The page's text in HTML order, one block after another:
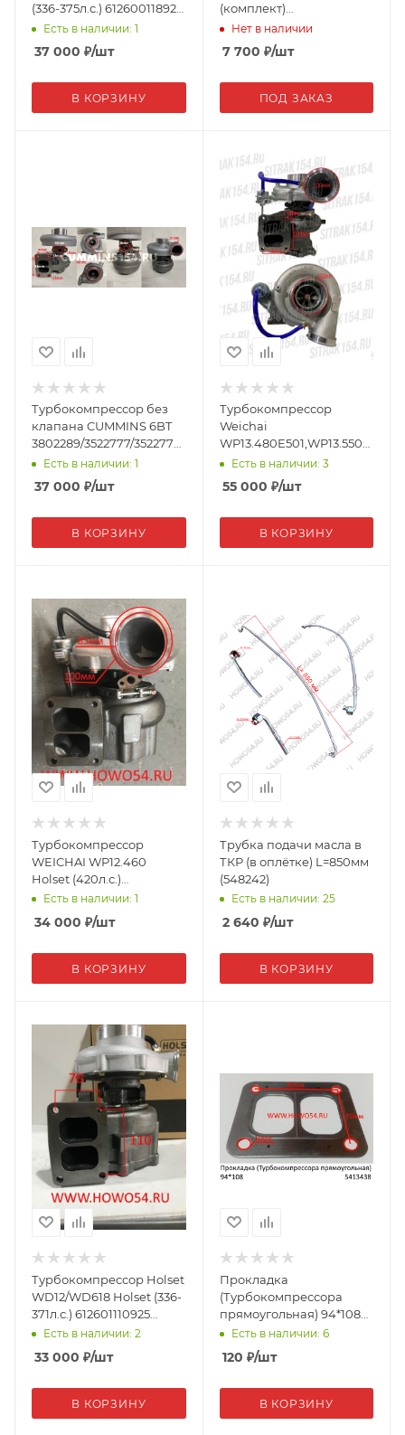
(336-375л.с.) 612600118926
(5470510)
Есть в наличии: 1
37 000 ₽/шт
В КОРЗИНУ
(комплект)
61560080278А Креатек
Нет в наличии
7 700 ₽/шт
ПОД ЗАКАЗ
Турбокомпрессор без
клапана CUMMINS 6BT
3802289/3522777/3522778
(18139)
Есть в наличии: 1
37 000 ₽/шт
В КОРЗИНУ
Турбокомпрессор
Weichai
WP13.480E501,WP13.550E501
Shacman X6000 (548990)
1004558990
Есть в наличии: 3
55 000 ₽/шт
В КОРЗИНУ
Турбокомпрессор
WEICHAI WP12.460
Holset (420л.с.)
612630110258 (07932)
Есть в наличии: 1
34 000 ₽/шт
В КОРЗИНУ
Трубка подачи масла в
ТКР (в оплётке) L=850мм
(548242)
Есть в наличии: 25
2 640 ₽/шт
В КОРЗИНУ
Турбокомпрессор Holset
WD12/WD618 Holset (336-
371л.с.) 612601110925
(5470507)
Есть в наличии: 2
33 000 ₽/шт
В КОРЗИНУ
Прокладка
(Турбокомпрессора
прямоугольная) 94*108
8896/8899/8898/405021
Есть в наличии: 6
120 ₽/шт
В КОРЗИНУ